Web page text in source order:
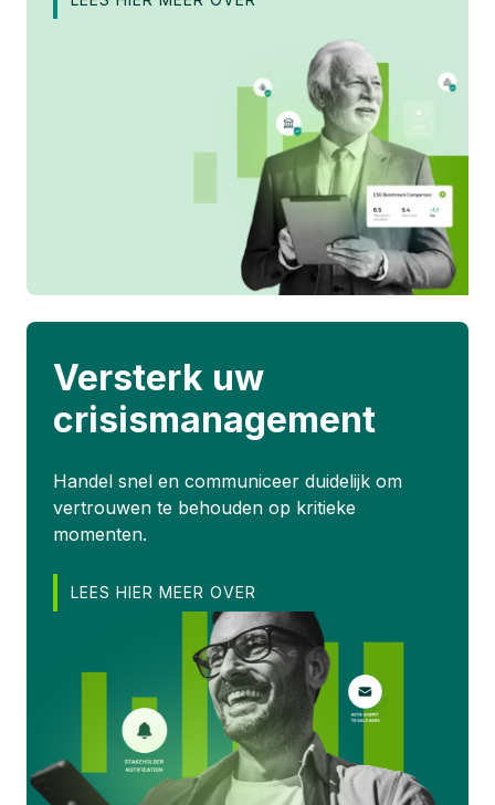
Versterk uw
crisismanagement
Handel snel en communiceer duidelijk om
vertrouwen te behouden op kritieke
momenten.
LEES HIER MEER OVER